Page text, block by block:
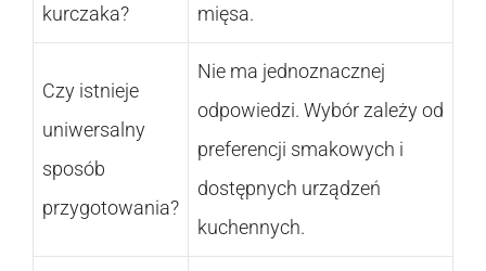
kurczaka?
mięsa.
Czy istnieje
uniwersalny
sposób
przygotowania?
Nie ma jednoznacznej
odpowiedzi. Wybór zależy od
preferencji smakowych i
dostępnych urządzeń
kuchennych.